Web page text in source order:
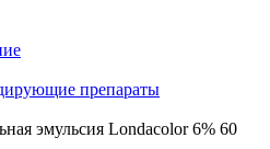
препараты
эмульсия Londacolor 6% 60